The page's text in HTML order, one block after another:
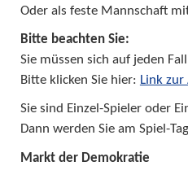
Oder als feste Mannschaft
Bitte beachten Sie:
Sie müssen sich auf jeden Fall
Bitte klicken Sie hier: Link
Sie sind Einzel-Spieler oder
Dann werden Sie am Spiel-
Markt der Demokratie